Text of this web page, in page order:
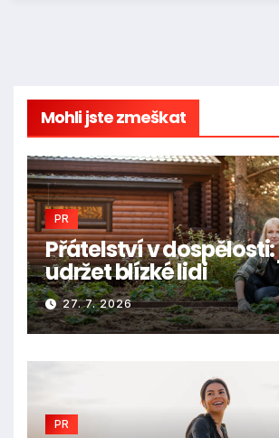
Mohli jste zmeškat
PR
Přátelství v dospělosti:
udržet blízké lidi
27. 7. 2026
PR